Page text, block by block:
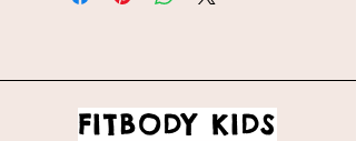
FITBODY KIDS